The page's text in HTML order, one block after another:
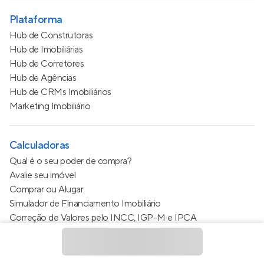
Plataforma
Hub de Construtoras
Hub de Imobiliárias
Hub de Corretores
Hub de Agências
Hub de CRMs Imobiliários
Marketing Imobiliário
Calculadoras
Qual é o seu poder de compra?
Avalie seu imóvel
Comprar ou Alugar
Simulador de Financiamento Imobiliário
Correção de Valores pelo INCC, IGP-M e IPCA
Estimativa de valor do condomínio